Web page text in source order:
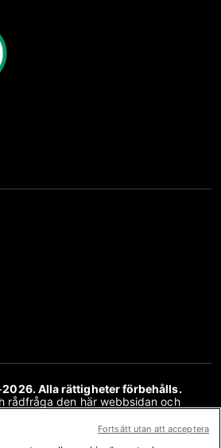
Alla rättigheter förbehålls.
rådfråga den här webbsidan och
annan användning, särskilt kopiering,
Fortsätt utan att acceptera